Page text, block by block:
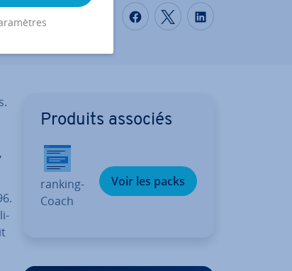
Partager sur
Partager sur
Partager
Produits associés
ran­king­
Coach
Voir les packs